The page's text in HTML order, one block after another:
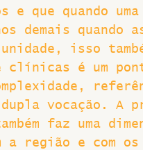
que quando
demais quando
unidade, isso
clínicas é um
dupla vocação.
faz uma
a região e com